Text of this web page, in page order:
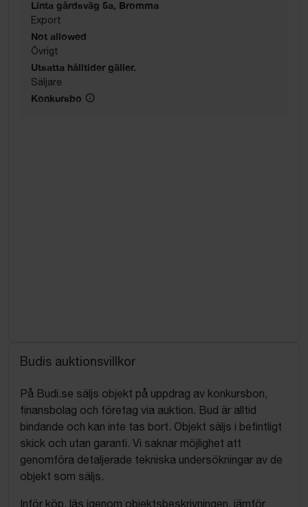
Linta gårdsväg 5a, Bromma
Export
Not allowed
Övrigt
Utsatta hålltider gäller.
Säljare
Konkursbo
Budis auktionsvillkor
På Budi.se säljs objekt på uppdrag av konkursbon,
finansbolag och företag via auktion. Bud är alltid
bindande och kan inte tas bort. Objekt säljs i befintligt
skick och utan garanti. Vi saknar möjlighet att
genomföra detaljerade tekniska undersökningar av de
objekt som säljs.
Inför köp, läs igenom objektsbeskrivningen, jämför